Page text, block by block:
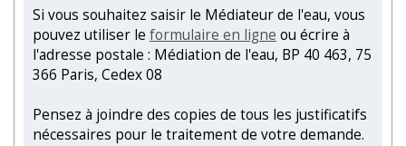
Si vous souhaitez saisir le Médiateur de l'eau, vous
pouvez utiliser le formulaire en ligne ou écrire à
l'adresse postale : Médiation de l'eau, BP 40 463, 75
366 Paris, Cedex 08
Pensez à joindre des copies de tous les justificatifs
nécessaires pour le traitement de votre demande.